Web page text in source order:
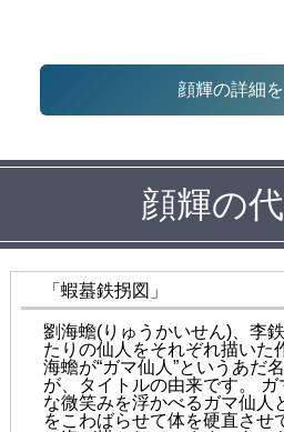
顔輝の詳細
顔輝の
「蝦蟇鉄拐図」
劉海蟾(りゅうかいせん)、李
たりの仙人をそれぞれ描いた
海蟾が“ガマ仙人”というあだ
が、タイトルの由来です。
な微笑みを浮かべるガマ仙人
をこわばらせて体を硬直させ